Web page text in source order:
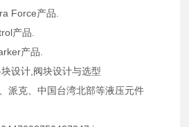
Force产品.
产品.
产品.
设计,阀块设计与选型
派克、中国台湾北部等液压元件